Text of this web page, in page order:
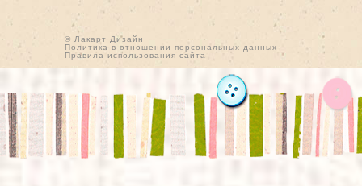
© Лакарт Дизайн
Политика в отношении персональных данных
Правила использования сайта